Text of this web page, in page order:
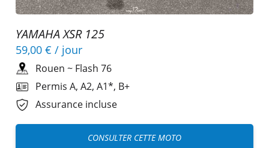
YAMAHA XSR 125
59,00 € / jour
Rouen ~ Flash 76
Permis A, A2, A1*, B+
Assurance incluse
CONSULTER CETTE MOTO